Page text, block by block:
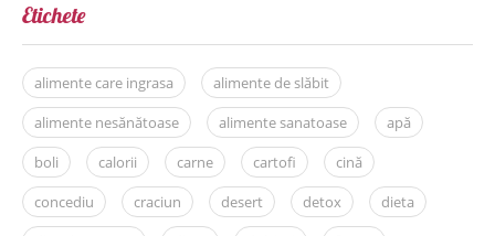
Etichete
alimente care ingrasa
alimente de slăbit
alimente nesănătoase
alimente sanatoase
apă
boli
calorii carne cartofi
cină
concediu
craciun desert detox
dieta